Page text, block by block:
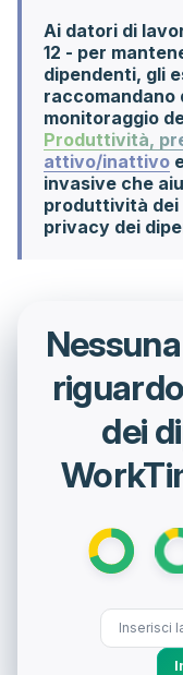
Ai datori di
12 - per
dipendenti, gli
raccomandano
monitoraggio
Produttività,
attivo/inattivo
invasive che
produttività dei
privacy dei
dei